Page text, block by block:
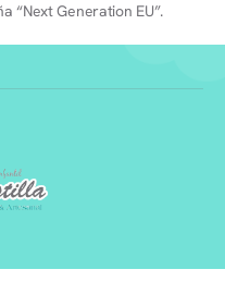
“Next Generation EU”.